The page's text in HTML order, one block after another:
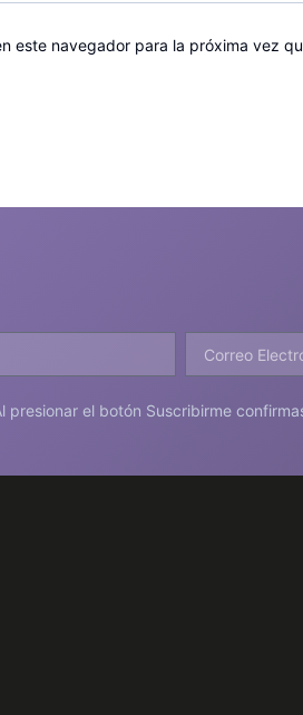
este navegador para la próxima vez
presionar el botón Suscribirme